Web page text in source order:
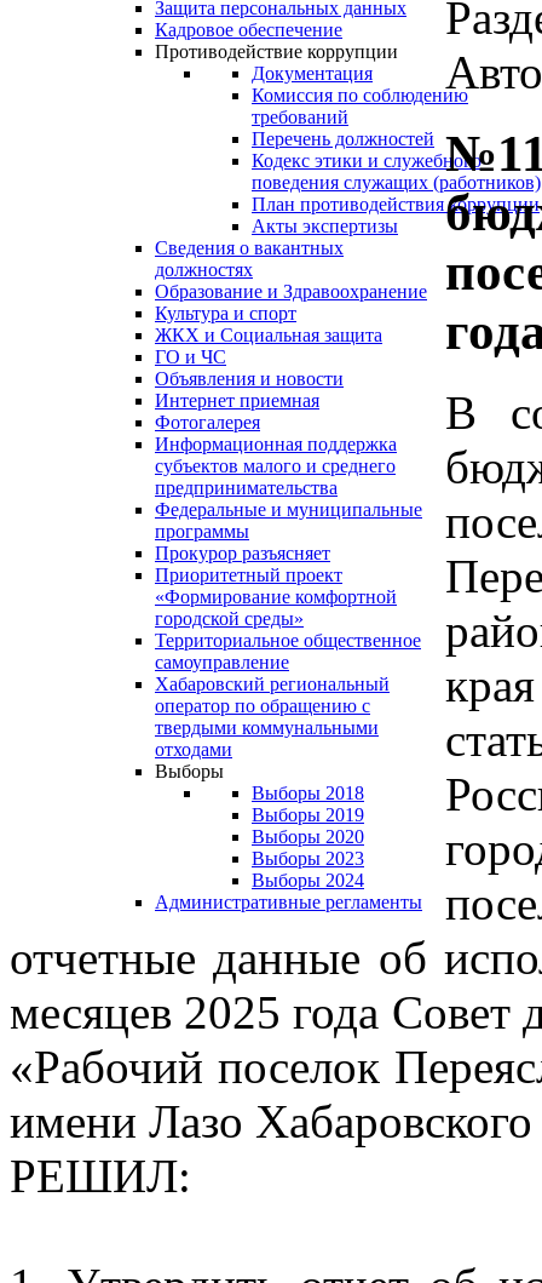
Защита персональных данных
Кадровое обеспечение
Противодействие коррупции
Документация
Комиссия по соблюдению
требований
Перечень должностей
Кодекс этики и служебного
поведения служащих (работников)
План противодействия коррупции
Акты экспертизы
Сведения о вакантных
должностях
Образование и Здравоохранение
Культура и спорт
ЖКХ и Социальная защита
ГО и ЧС
Объявления и новости
Интернет приемная
Фотогалерея
Информационная поддержка
субъектов малого и среднего
предпринимательства
Федеральные и муниципальные
программы
Прокурор разъясняет
Приоритетный проект
«Формирование комфортной
городской среды»
Территориальное общественное
самоуправление
Хабаровский региональный
оператор по обращению с
твердыми коммунальными
отходами
Выборы
Выборы 2018
Выборы 2019
Выборы 2020
Выборы 2023
Выборы 2024
Административные регламенты
В
отчетные данные об
месяцев 2025 года Совет
«Рабочий поселок
имени Лазо Хабаровского
РЕШИЛ: